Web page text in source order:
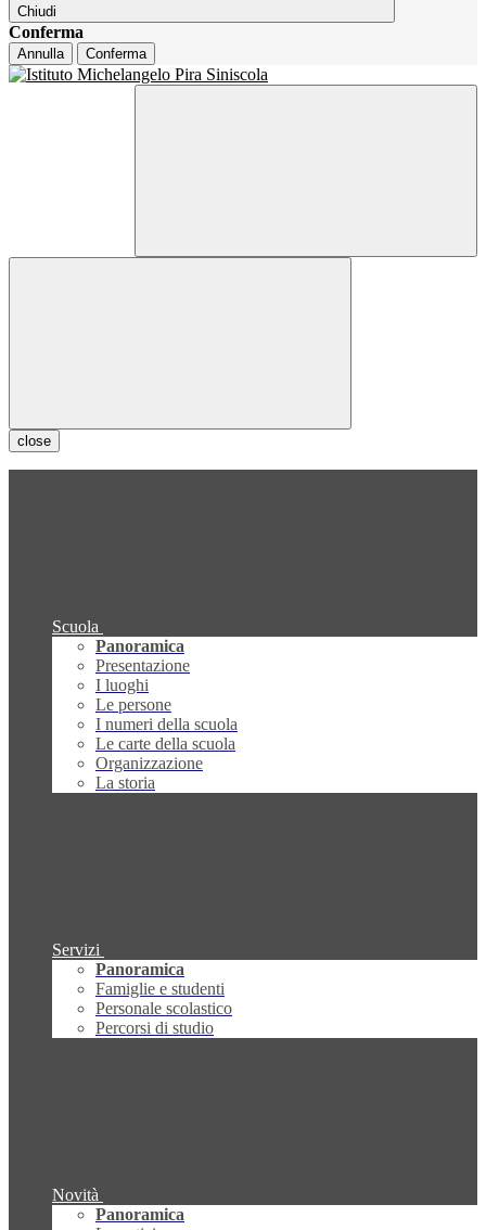
Chiudi
Conferma
Annulla Conferma
close
Scuola
Panoramica
Presentazione
I luoghi
Le persone
I numeri della scuola
Le carte della scuola
Organizzazione
La storia
Servizi
Panoramica
Famiglie e studenti
Personale scolastico
Percorsi di studio
Novità
Panoramica